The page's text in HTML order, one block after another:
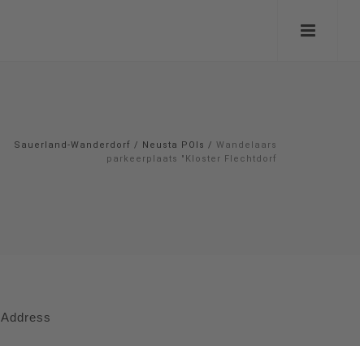
Sauerland-Wanderdorf / Neusta POIs / Wandelaars
parkeerplaats "Kloster Flechtdorf
Address